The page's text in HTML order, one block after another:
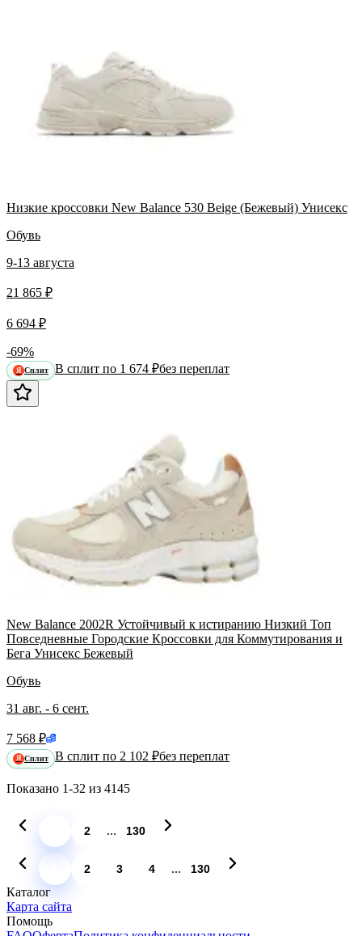
Низкие кроссовки New Balance 530 Beige (Бежевый) Унисекс
Обувь
9-13 августа
21 865 ₽
6 694 ₽
-69%
Я Сплит В сплит по 1 674 ₽без переплат
New Balance 2002R Устойчивый к истиранию Низкий Топ
Повседневные Городские Кроссовки для Коммутирования и
Бега Унисекс Бежевый
Обувь
31 авг. - 6 сент.
7 568 ₽
Я Сплит В сплит по 2 102 ₽без переплат
Показано 1-32 из 4145
2 ... 130
2 3 4 ... 130
Каталог
Карта сайта
Помощь